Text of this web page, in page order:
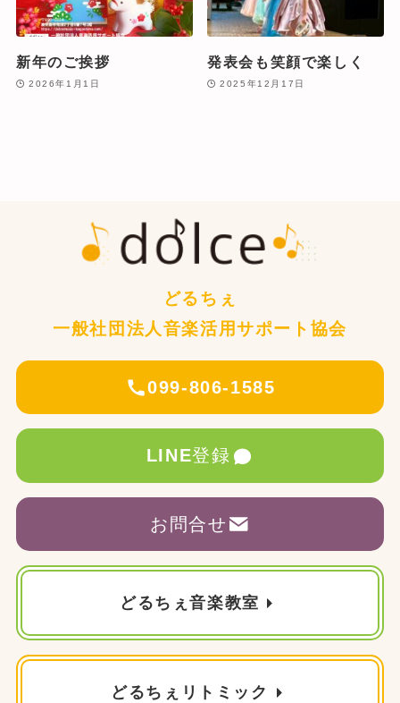
新年のご挨拶
2026年1月1日
発表会も笑顔で楽しく
2025年12月17日
どるちぇ
一般社団法人音楽活用サポート協会
099-806-1585
LINE登録
お問合せ
どるちぇ音楽教室
どるちぇリトミック